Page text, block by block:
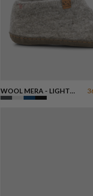
WOOL MERA - LIGHT
GREY